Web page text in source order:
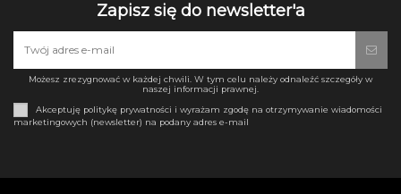
Zapisz się do newsletter'a
Możesz zrezygnować w każdej chwili. W tym celu należy odnaleźć szczegóły w
naszej informacji prawnej.
Akceptuję politykę prywatności i wyrażam zgodę na otrzymywanie wiadomości
marketingowych (newsletter) na podany adres e-mail